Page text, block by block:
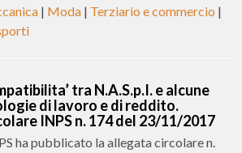
| Moda | Terziario e commercio |
tra N.A.S.p.I. e alcune
di lavoro e di reddito.
INPS n. 174 del 23/11/2017
ha pubblicato la allegata circolare n.